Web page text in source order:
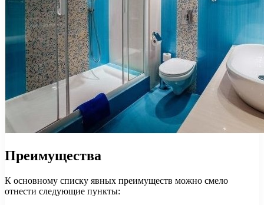
Преимущества
К основному списку явных преимуществ можно смело
отнести следующие пункты: